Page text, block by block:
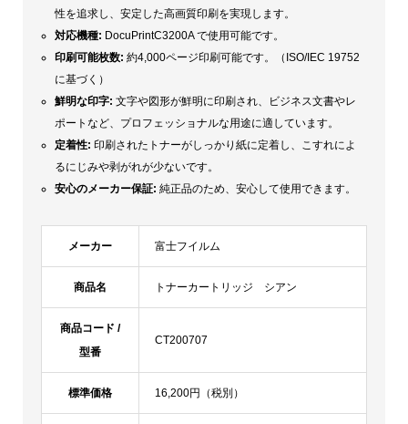
性を追求し、安定した高画質印刷を実現します。
対応機種: DocuPrintC3200A で使用可能です。
印刷可能枚数: 約4,000ページ印刷可能です。（ISO/IEC 19752
に基づく）
鮮明な印字: 文字や図形が鮮明に印刷され、ビジネス文書やレ
ポートなど、プロフェッショナルな用途に適しています。
定着性: 印刷されたトナーがしっかり紙に定着し、こすれによ
るにじみや剥がれが少ないです。
安心のメーカー保証:純正品のため、安心して使用できます。
メーカー 富士フイルム
商品名 トナーカートリッジ シアン
商品コード /
型番
CT200707
標準価格 16,200円（税別）